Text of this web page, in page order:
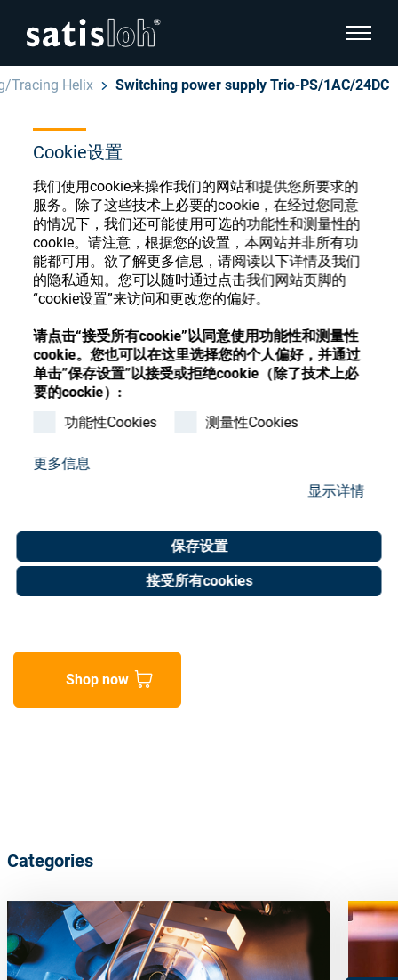
Cookie设置
我们使用cookie来操作我们的网站和提供您所要求的
服务。除了这些技术上必要的cookie，在经过您同意
的情况下，我们还可能使用可选的功能性和测量性的
cookie。请注意，根据您的设置，本网站并非所有功
能都可用。欲了解更多信息，请阅读以下详情及我们
的隐私通知。您可以随时通过点击我们网站页脚的
“cookie设置”来访问和更改您的偏好。
请点击“接受所有cookie”以同意使用功能性和测量性
cookie。您也可以在这里选择您的个人偏好，并通过
单击”保存设置”以接受或拒绝cookie（除了技术上必
要的cockie）:
功能性Cookies
测量性Cookies
更多信息
显示详情
保存设置
接受所有cookies
显示页
汉语
眼镜光学
精密光学
我们是谁
加入我们
隐藏页面导航
English
Deutsch
Español
Français
Tracing Helix Switching power supply Trio-PS/1AC/24DC
眼镜光学耗材商店
注册或登录以访问您的帐户，并了解我们的各
种眼镜光学耗材
注册 登录
Switching power supply
Trio-PS/1AC/24DC
Art. No. 20053000
Unit of measure : Piece
Shop now
Categories